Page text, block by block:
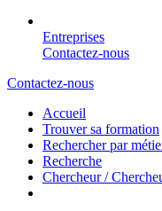
Entreprises
Contactez-nous
Contactez-nous
Accueil
Trouver sa formation
Rechercher par
Recherche
Chercheur /